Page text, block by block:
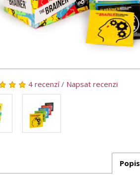
4 recenzí/ Napsat recenzi
Popis